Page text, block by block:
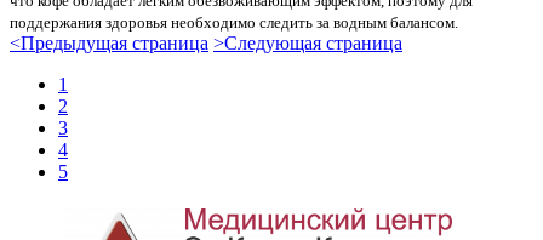
поддержания здоровья необходимо следить за водным балансом.
<Предыдущая страница >Следующая страница
1
2
3
4
5